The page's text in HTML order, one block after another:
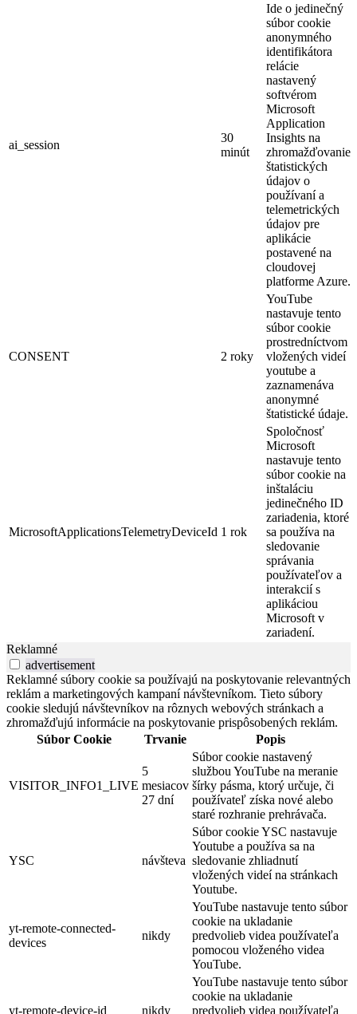
ai_session
30
minút
Ide o jedinečný
súbor cookie
anonymného
identifikátora
relácie
nastavený
softvérom
Microsoft
Application
Insights na
zhromažďovanie
štatistických
údajov o
používaní a
telemetrických
údajov pre
aplikácie
postavené na
cloudovej
platforme Azure.
CONSENT 2 roky
YouTube
nastavuje tento
súbor cookie
prostredníctvom
vložených videí
youtube a
zaznamenáva
anonymné
štatistické údaje.
MicrosoftApplicationsTelemetryDeviceId 1 rok
Spoločnosť
Microsoft
nastavuje tento
súbor cookie na
inštaláciu
jedinečného ID
zariadenia, ktoré
sa používa na
sledovanie
správania
používateľov a
interakcií s
aplikáciou
Microsoft v
zariadení.
Reklamné
advertisement
Reklamné súbory cookie sa používajú na poskytovanie relevantných
reklám a marketingových kampaní návštevníkom. Tieto súbory
cookie sledujú návštevníkov na rôznych webových stránkach a
zhromažďujú informácie na poskytovanie prispôsobených reklám.
Súbor Cookie
Trvanie Popis
VISITOR_INFO1_LIVE
5
mesiacov
27 dní
Súbor cookie nastavený
službou YouTube na meranie
šírky pásma, ktorý určuje, či
používateľ získa nové alebo
staré rozhranie prehrávača.
YSC návšteva
Súbor cookie YSC nastavuje
Youtube a používa sa na
sledovanie zhliadnutí
vložených videí na stránkach
Youtube.
yt-remote-connected-
devices
nikdy
YouTube nastavuje tento súbor
cookie na ukladanie
predvolieb videa používateľa
pomocou vloženého videa
YouTube.
yt-remote-device-id nikdy
YouTube nastavuje tento súbor
cookie na ukladanie
predvolieb videa používateľa